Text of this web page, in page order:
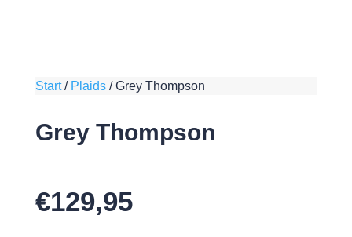
Start/ Plaids/Grey Thompson
Grey Thompson
€129,95